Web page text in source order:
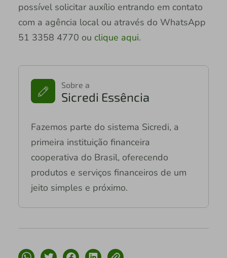
possível solicitar auxílio entrando em contato
com a agência local ou através do WhatsApp
51 3358 4770 ou clique aqui.
Sobre a
Sicredi Essência
Fazemos parte do sistema Sicredi, a
primeira instituição financeira
cooperativa do Brasil, oferecendo
produtos e serviços financeiros de um
jeito simples e próximo.